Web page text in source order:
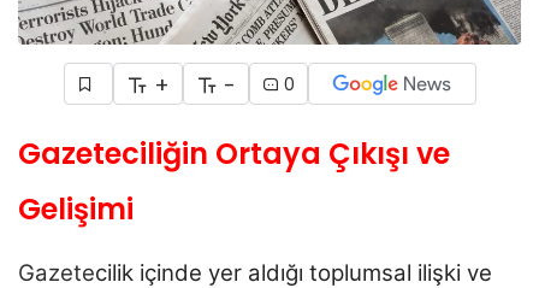
+ - 0
Gazeteciliğin Ortaya Çıkışı ve
Gelişimi
Gazetecilik içinde yer aldığı toplumsal ilişki ve